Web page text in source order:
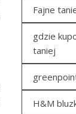
Fajne
gdzie
taniej
H&M